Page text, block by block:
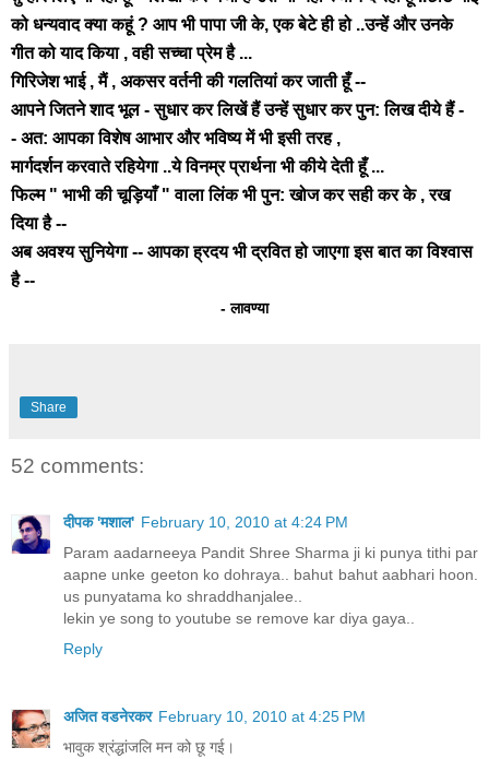
को धन्यवाद क्या कहूं ? आप भी पापा जी के, एक बेटे ही हो ..उन्हें और उनके
गीत को याद किया , वही सच्चा प्रेम है ...
गिरिजेश भाई , मैं , अकसर वर्तनी की गलतियां कर जाती हूँ --
आपने जितने शाद भूल - सुधार कर लिखें हैं उन्हें सुधार कर पुन: लिख दीये हैं -
- अत: आपका विशेष आभार और भविष्य में भी इसी तरह ,
मार्गदर्शन करवाते रहियेगा ..ये विनम्र प्रार्थना भी कीये देती हूँ ...
फिल्म " भाभी की चूड़ियाँ " वाला लिंक भी पुन: खोज कर सही कर के , रख
दिया है --
अब अवश्य सुनियेगा -- आपका ह्रदय भी द्रवित हो जाएगा इस बात का विश्वास
है --
- लावण्या
Share
52 comments:
दीपक 'मशाल' February 10, 2010 at 4:24 PM
Param aadarneeya Pandit Shree Sharma ji ki punya tithi par
aapne unke geeton ko dohraya.. bahut bahut aabhari hoon.
us punyatama ko shraddhanjalee..
lekin ye song to youtube se remove kar diya gaya..
Reply
अजित वडनेरकर February 10, 2010 at 4:25 PM
भावुक श्रंद्धांजलि मन को छू गई।